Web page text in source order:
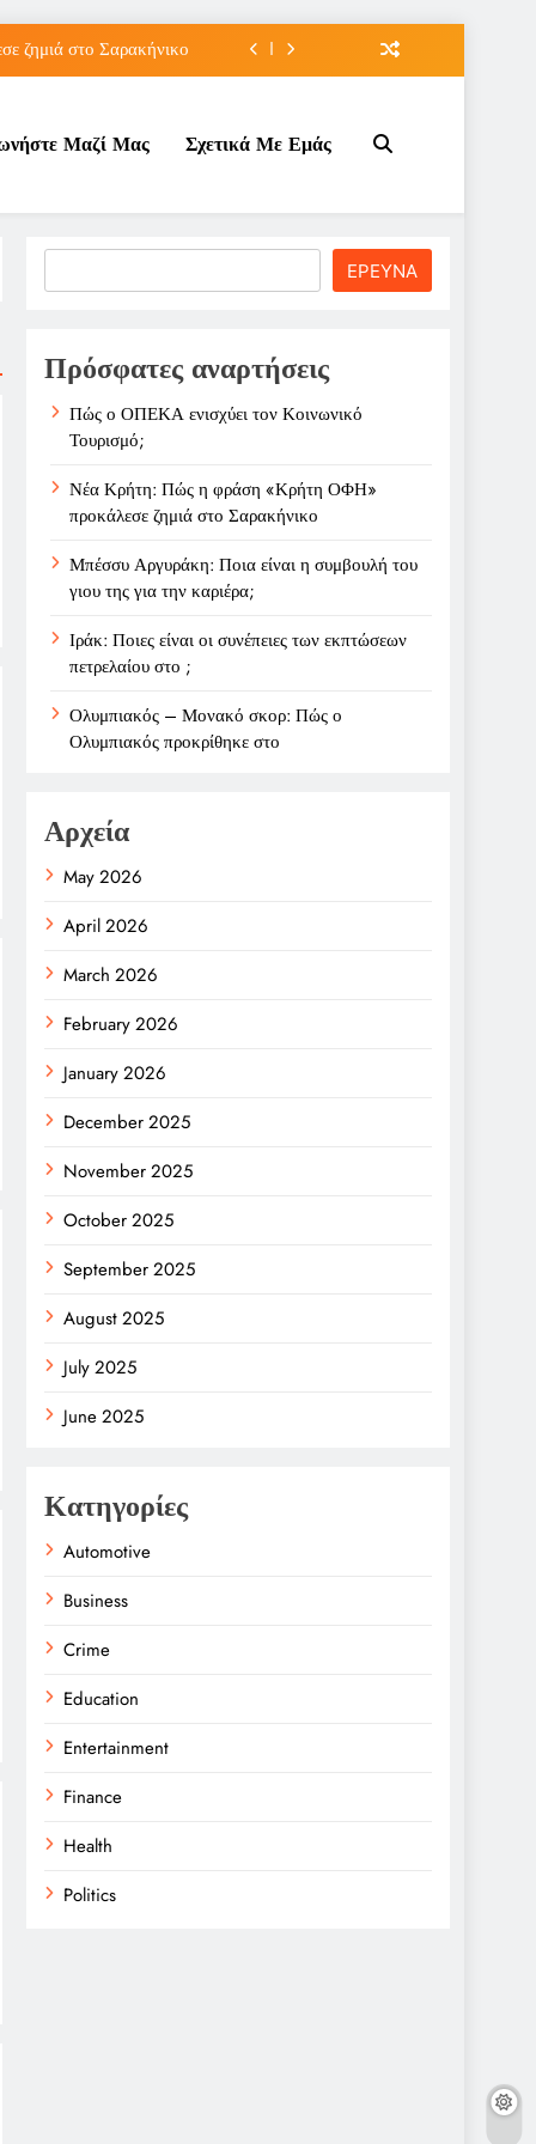
ζημιά στο Σαρακήνικο
πετρελαίου στο ;
ζημιά στο Σαρακήνικο
της για την καριέρα;
Μαζί Μας Σχετικά Με Εμάς
ΕΡΕΥΝΑ
Πρόσφατες αναρτήσεις
Πώς ο ΟΠΕΚΑ ενισχύει τον Κοινωνικό
Τουρισμό;
Νέα Κρήτη: Πώς η φράση «Κρήτη ΟΦΗ»
προκάλεσε ζημιά στο Σαρακήνικο
Μπέσσυ Αργυράκη: Ποια είναι η συμβουλή του
γιου της για την καριέρα;
Ιράκ: Ποιες είναι οι συνέπειες των εκπτώσεων
πετρελαίου στο ;
Ολυμπιακός – Μονακό σκορ: Πώς ο
Ολυμπιακός προκρίθηκε στο
Αρχεία
May 2026
April 2026
March 2026
February 2026
January 2026
December 2025
November 2025
October 2025
September 2025
August 2025
July 2025
June 2025
Κατηγορίες
Automotive
Business
Crime
Education
Entertainment
Finance
Health
Politics